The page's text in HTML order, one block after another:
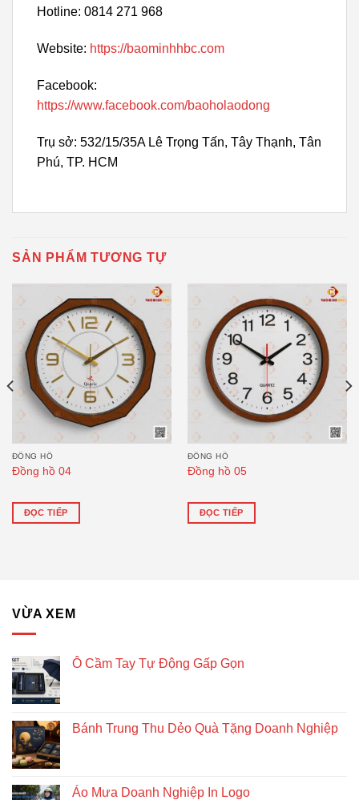
Hotline: 0814 271 968
Website: https://baominhhbc.com
Facebook:
https://www.facebook.com/baoholaodong
Trụ sở: 532/15/35A Lê Trọng Tấn, Tây Thạnh, Tân
Phú, TP. HCM
SẢN PHẨM TƯƠNG TỰ
ĐỒNG HỒ
Đồng hồ 04
ĐỌC TIẾP
ĐỒNG HỒ
Đồng hồ 05
ĐỌC TIẾP
VỪA XEM
Ô Cầm Tay Tự Động Gấp Gọn
Bánh Trung Thu Dẻo Quà Tặng Doanh Nghiệp
Áo Mưa Doanh Nghiệp In Logo